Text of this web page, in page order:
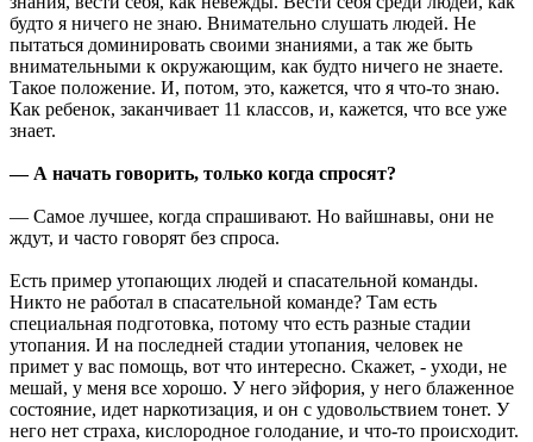
будто я ничего не знаю. Внимательно слушать людей. Не
пытаться доминировать своими знаниями, а так же быть
внимательными к окружающим, как будто ничего не знаете.
Такое положение. И, потом, это, кажется, что я что-то знаю.
Как ребенок, заканчивает 11 классов, и, кажется, что все уже
знает.
— А начать говорить, только когда спросят?
— Самое лучшее, когда спрашивают. Но вайшнавы, они не
ждут, и часто говорят без спроса.
Есть пример утопающих людей и спасательной команды.
Никто не работал в спасательной команде? Там есть
специальная подготовка, потому что есть разные стадии
утопания. И на последней стадии утопания, человек не
примет у вас помощь, вот что интересно. Скажет, - уходи, не
мешай, у меня все хорошо. У него эйфория, у него блаженное
состояние, идет наркотизация, и он с удовольствием тонет. У
него нет страха, кислородное голодание, и что-то происходит.